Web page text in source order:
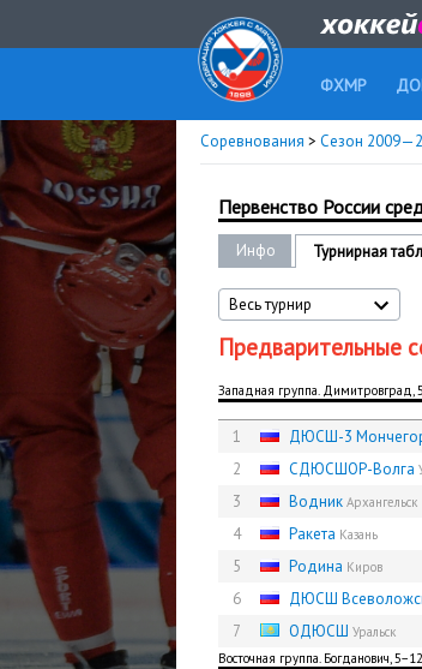
ФХМР
Соревнования > Сезон
Первенство России
Инфо Турнирная
Весь турнир
Предварительные
Западная группа. Димитровград,
1 ДЮСШ-3
2
СДЮCШОР-Волга
3
Водник Архангельск
4
Ракета Казань
5
Родина Киров
6
ДЮСШ
7
ОДЮСШ Уральск
Восточная группа. Богданович,